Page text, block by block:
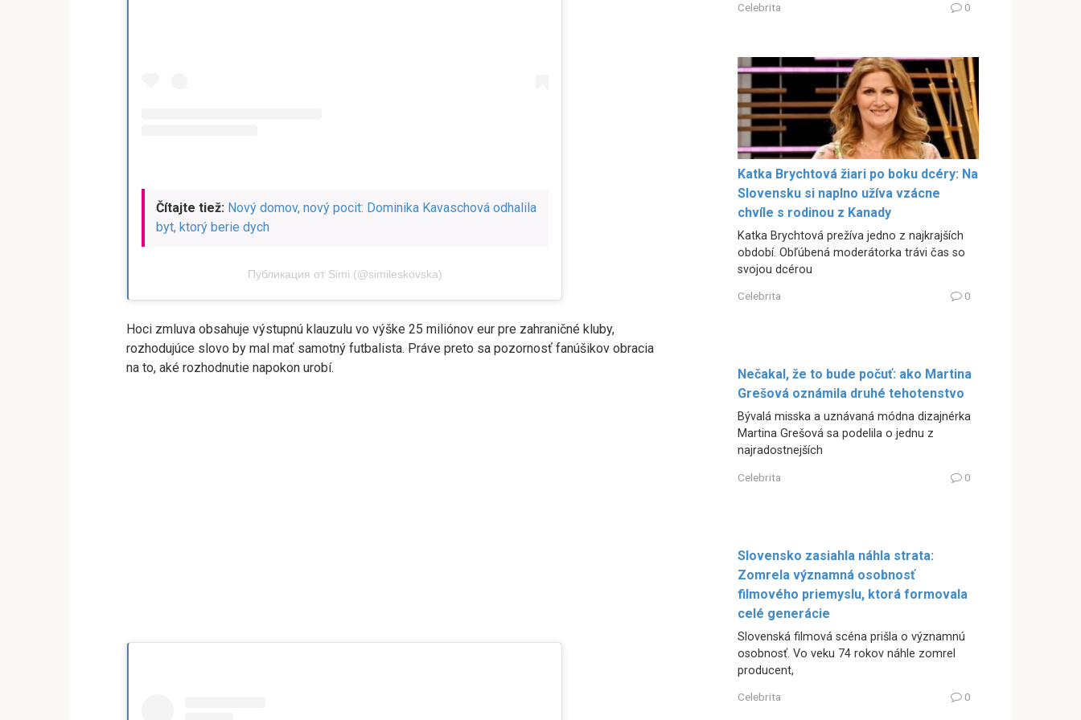
Čítajte tiež: Nový domov, nový pocit: Dominika Kavaschová odhalila
byt, ktorý berie dych
Публикация от Simi (@simileskovska)
Hoci zmluva obsahuje výstupnú klauzulu vo výške 25 miliónov eur pre zahraničné kluby,
rozhodujúce slovo by mal mať samotný futbalista. Práve preto sa pozornosť fanúšikov obracia
na to, aké rozhodnutie napokon urobí.
Celebrita 0
Katka Brychtová žiari po boku dcéry: Na
Slovensku si naplno užíva vzácne
chvíle s rodinou z Kanady
Katka Brychtová prežíva jedno z najkrajších
období. Obľúbená moderátorka trávi čas so
svojou dcérou
Celebrita 0
Nečakal, že to bude počuť: ako Martina
Grešová oznámila druhé tehotenstvo
Bývalá misska a uznávaná módna dizajnérka
Martina Grešová sa podelila o jednu z
najradostnejších
Celebrita 0
Slovensko zasiahla náhla strata:
Zomrela významná osobnosť
filmového priemyslu, ktorá formovala
celé generácie
Slovenská filmová scéna prišla o významnú
osobnosť. Vo veku 74 rokov náhle zomrel
producent,
Celebrita 0